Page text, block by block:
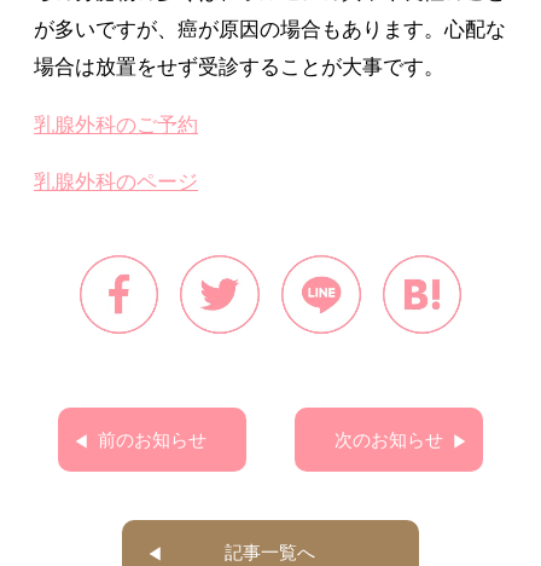
が多いですが、癌が原因の場合もあります。心配な
場合は放置をせず受診することが大事です。
乳腺外科のご予約
乳腺外科のページ
前のお知らせ 次のお知らせ
記事一覧へ